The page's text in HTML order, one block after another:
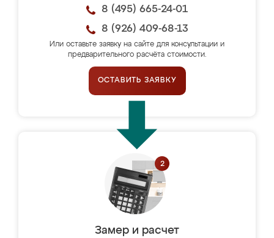
8 (495) 665-24-01
8 (926) 409-68-13
Или оставьте заявку на сайте для консультации и
предварительного расчёта стоимости.
ОСТАВИТЬ ЗАЯВКУ
Замер и расчет